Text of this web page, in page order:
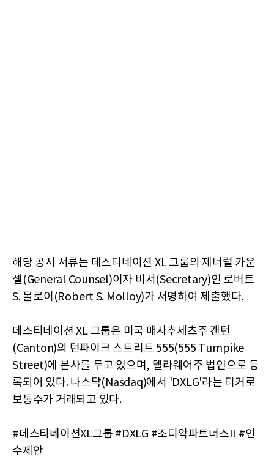
해당 공시 서류는 데스티네이션 XL 그룹의 제너럴 카운
셀(General Counsel)이자 비서(Secretary)인 로버트
S. 몰로이(Robert S. Molloy)가 서명하여 제출했다.
데스티네이션 XL 그룹은 미국 매사추세츠주 캔턴
(Canton)의 턴파이크 스트리트 555(555 Turnpike
Street)에 본사를 두고 있으며, 델라웨어주 법인으로 등
록되어 있다. 나스닥(Nasdaq)에서 'DXLG'라는 티커로
보통주가 거래되고 있다.
#데스티네이션XL그룹 #DXLG #조디악파트너스II #인
수제안